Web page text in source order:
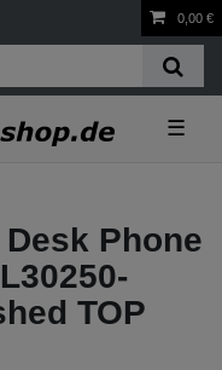
0,00 €
☰
Phone
TOP